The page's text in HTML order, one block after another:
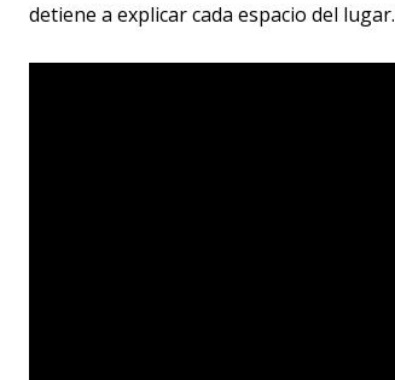
detiene a explicar cada espacio del lugar.